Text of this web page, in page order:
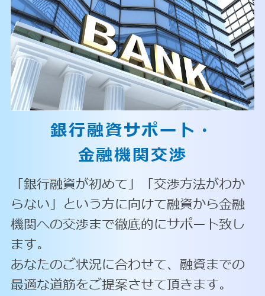
銀行融資サポート・
金融機関交渉
「銀行融資が初めて」「交渉方法がわか
らない」という方に向けて融資から金融
機関への交渉まで徹底的にサポート致し
ます。
あなたのご状況に合わせて、融資までの
最適な道筋をご提案させて頂きます。